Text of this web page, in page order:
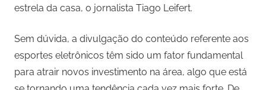
estrela da casa, o jornalista Tiago Leifert.
Sem dúvida, a divulgação do conteúdo referente aos
esportes eletrônicos têm sido um fator fundamental
para atrair novos investimento na área, algo que está